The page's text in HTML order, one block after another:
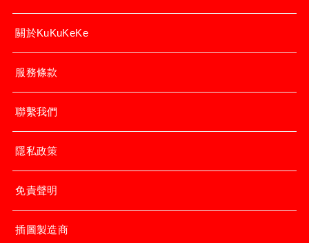
關於KuKuKeKe
服務條款
聯繫我們
隱私政策
免責聲明
插圖製造商